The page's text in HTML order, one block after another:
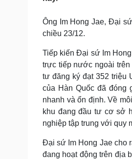
Dinh dưỡng - món ngon
Cây thuốc
Sản phụ khoa
Nhi khoa
Nam khoa
Làm đẹp - giảm cân
Phòng mạch online
Ăn sạch sống khỏe
Cải chính
Ông Im Hong Jae, Đại
chiều 23/12.
Tiếp kiến Đại sứ Im
trực tiếp nước ngoài
tư đăng ký đạt 352 triệu
của Hàn Quốc đã đóng
nhanh và ổn định. Về
khu đang đầu tư cơ sở
nghiệp tập trung với quy
Đại sứ Im Hong Jae cho
đang hoạt động trên địa